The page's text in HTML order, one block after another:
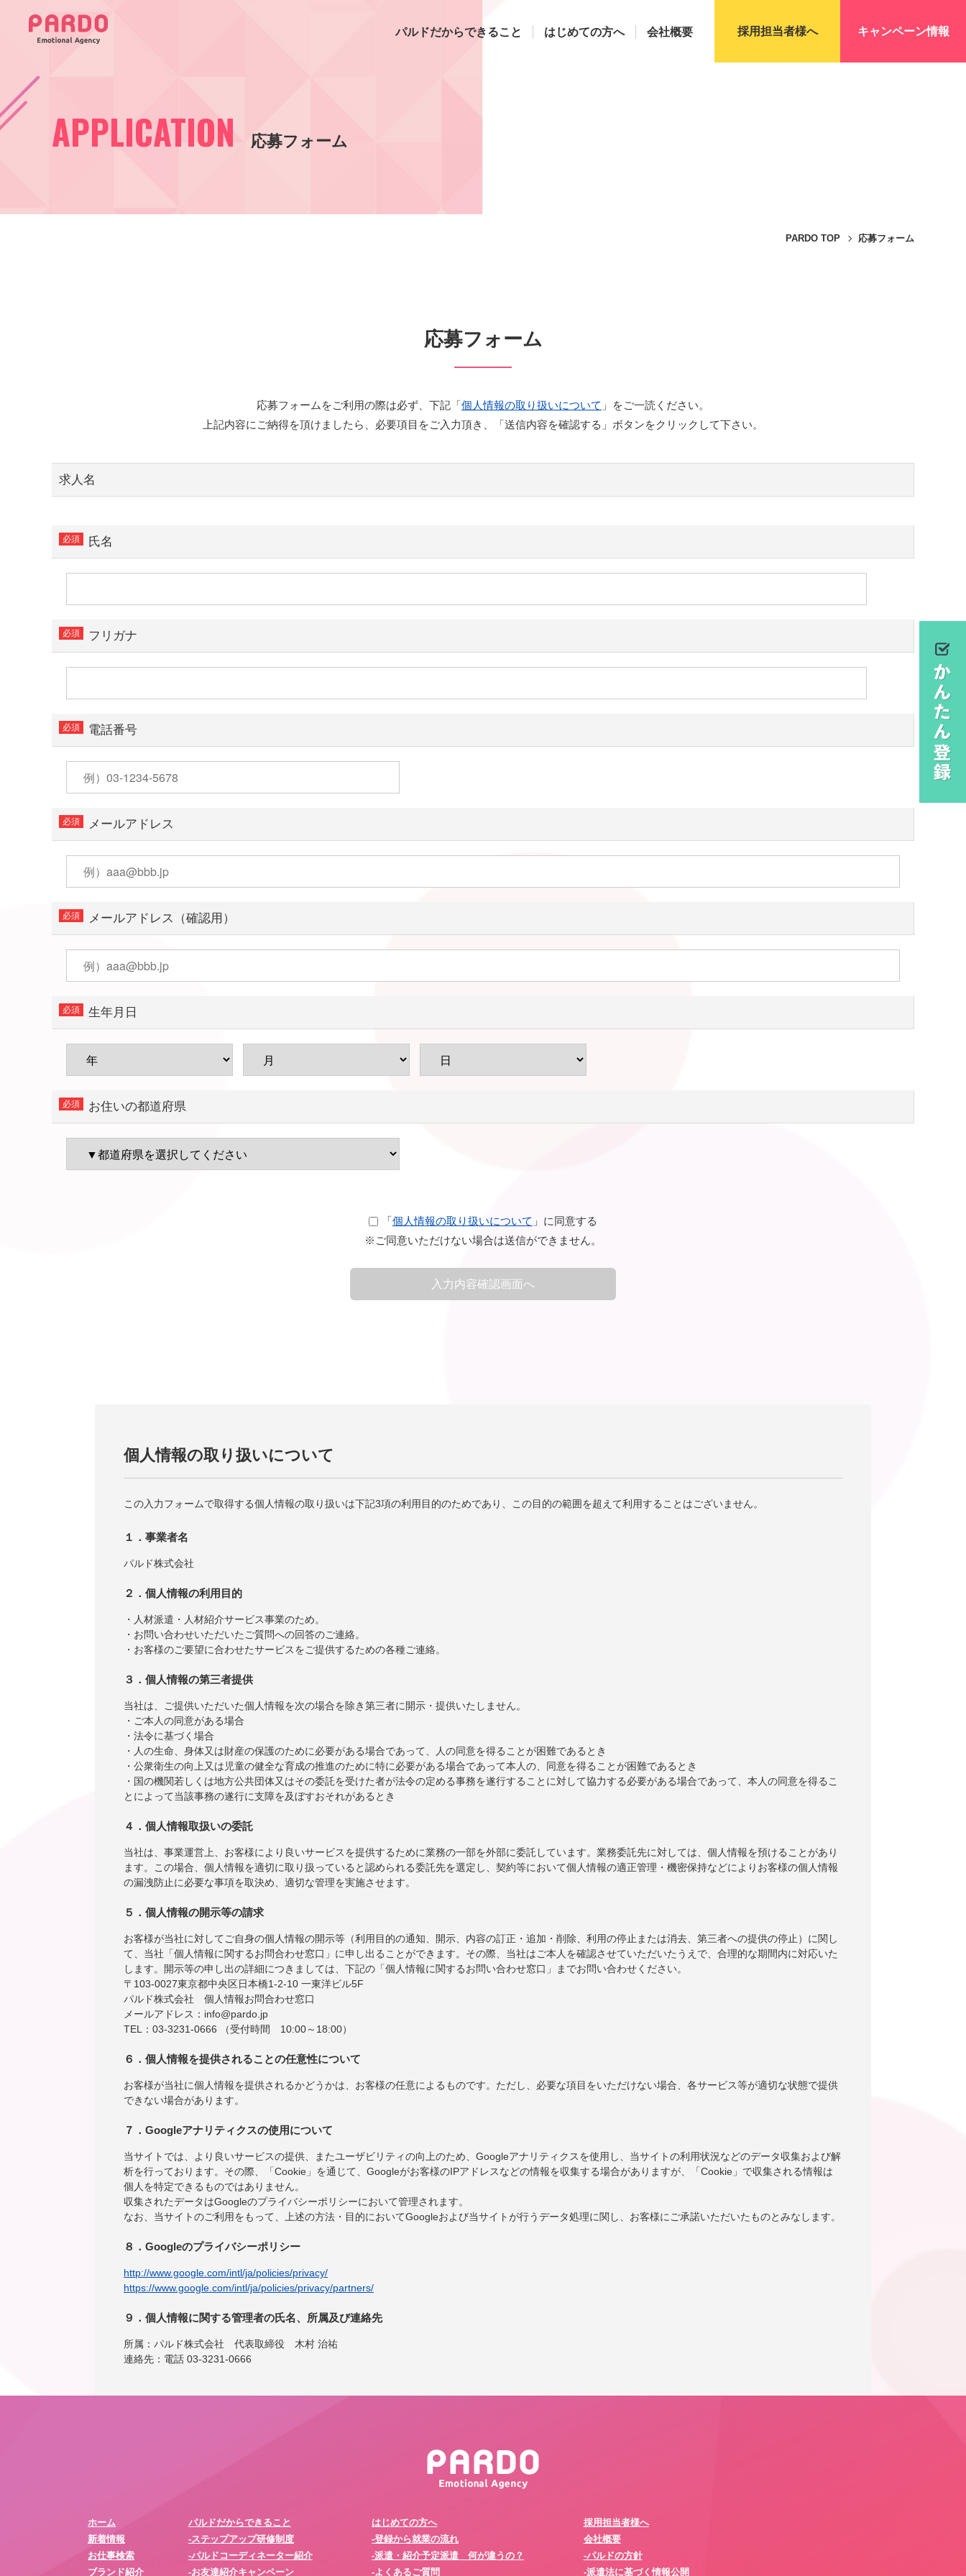
パルドだからできること はじめての方へ 会社概要 採用担当者様へ キャンペーン情報
APPLICATION 応募フォーム
PARDO TOP 応募フォーム
応募フォーム
応募フォームをご利用の際は必ず、下記「個人情報の取り扱いについて 」をご一読ください。
上記内容にご納得を頂けましたら、必要項目をご入力頂き、「送信内容を確認する」ボタンをクリックして下さい。
求人名
氏名
フリガナ
電話番号
メールアドレス
メールアドレス（確認用）
生年月日
お住いの都道府県
「個人情報の取り扱いについて 」に同意する
※ご同意いただけない場合は送信ができません。
個人情報の取り扱いについて
この入力フォームで取得する個人情報の取り扱いは下記3項の利用目的のためであり、この目的の範囲を超えて利用することはございません。
１．事業者名
パルド株式会社
２．個人情報の利用目的
・人材派遣・人材紹介サービス事業のため。
・お問い合わせいただいたご質問への回答のご連絡。
・お客様のご要望に合わせたサービスをご提供するための各種ご連絡。
３．個人情報の第三者提供
当社は、ご提供いただいた個人情報を次の場合を除き第三者に開示・提供いたしません。
・ご本人の同意がある場合
・法令に基づく場合
・人の生命、身体又は財産の保護のために必要がある場合であって、人の同意を得ることが困難であるとき
・公衆衛生の向上又は児童の健全な育成の推進のために特に必要がある場合であって本人の、同意を得ることが困難であるとき
・国の機関若しくは地方公共団体又はその委託を受けた者が法令の定める事務を遂行することに対して協力する必要がある場合であって、本人の同意を得るこ
とによって当該事務の遂行に支障を及ぼすおそれがあるとき
４．個人情報取扱いの委託
当社は、事業運営上、お客様により良いサービスを提供するために業務の一部を外部に委託しています。業務委託先に対しては、個人情報を預けることがあり
ます。この場合、個人情報を適切に取り扱っていると認められる委託先を選定し、契約等において個人情報の適正管理・機密保持などによりお客様の個人情報
の漏洩防止に必要な事項を取決め、適切な管理を実施させます。
５．個人情報の開示等の請求
お客様が当社に対してご自身の個人情報の開示等（利用目的の通知、開示、内容の訂正・追加・削除、利用の停止または消去、第三者への提供の停止）に関し
て、当社「個人情報に関するお問合わせ窓口」に申し出ることができます。その際、当社はご本人を確認させていただいたうえで、合理的な期間内に対応いた
します。開示等の申し出の詳細につきましては、下記の「個人情報に関するお問い合わせ窓口」までお問い合わせください。
〒103-0027東京都中央区日本橋1-2-10 一東洋ビル5F
パルド株式会社 個人情報お問合わせ窓口
メールアドレス：info@pardo.jp
TEL：03-3231-0666 （受付時間 10:00～18:00）
６．個人情報を提供されることの任意性について
お客様が当社に個人情報を提供されるかどうかは、お客様の任意によるものです。ただし、必要な項目をいただけない場合、各サービス等が適切な状態で提供
できない場合があります。
７．Googleアナリティクスの使用について
当サイトでは、より良いサービスの提供、またユーザビリティの向上のため、Googleアナリティクスを使用し、当サイトの利用状況などのデータ収集および解
析を行っております。その際、「Cookie」を通じて、Googleがお客様のIPアドレスなどの情報を収集する場合がありますが、「Cookie」で収集される情報は
個人を特定できるものではありません。
収集されたデータはGoogleのプライバシーポリシーにおいて管理されます。
なお、当サイトのご利用をもって、上述の方法・目的においてGoogleおよび当サイトが行うデータ処理に関し、お客様にご承諾いただいたものとみなします。
８．Googleのプライバシーポリシー
http://www.google.com/intl/ja/policies/privacy/
https://www.google.com/intl/ja/policies/privacy/partners/
９．個人情報に関する管理者の氏名、所属及び連絡先
所属：パルド株式会社 代表取締役 木村 治祐
連絡先：電話 03-3231-0666
ホーム
新着情報
お仕事検索
ブランド紹介
パルドだからできること
-ステップアップ研修制度
-パルドコーディネーター紹介
-お友達紹介キャンペーン
はじめての方へ
-登録から就業の流れ
-派遣・紹介予定派遣 何が違うの？
-よくあるご質問
採用担当者様へ
会社概要
-パルドの方針
-派遣法に基づく情報公開